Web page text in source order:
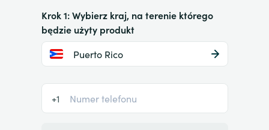
Krok 1: Wybierz kraj, na terenie którego
będzie użyty produkt
Puerto Rico
+1